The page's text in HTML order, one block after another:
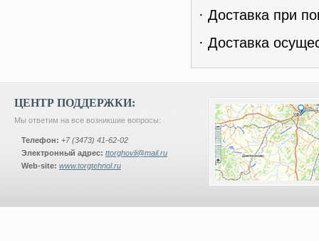
· Доставка при
· Доставка
ЦЕНТР ПОДДЕРЖКИ:
Мы ответим на все возникшие вопросы:
Телефон: +7 (3473) 41-62-02
Электронный адрес: ttorghovli@mail.ru
Web-site: www.torgtehnol.ru